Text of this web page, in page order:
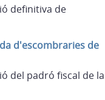
definitiva de
d'escombraries de
del padró fiscal de la